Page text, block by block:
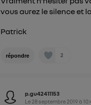
vous aurez le silence et
Patrick
répondre 2
p.gu42411153
Le 28 septembre 2019à